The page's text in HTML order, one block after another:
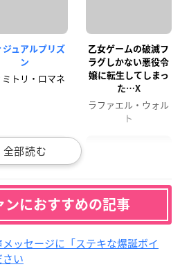
ジュアルプリズ
ン
ミトリ・ロマネ
乙女ゲームの破滅フ
ラグしかない悪役令
嬢に転生してしまっ
た…X
ラファエル・ウォル
ト
ドリッシュセブ
BEAT！第1
クール
美少年探偵団
袋井満
ンにおすすめの記事
ッセージに「ステキな爆誕ボイ
い